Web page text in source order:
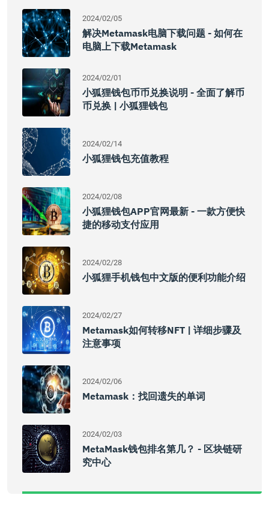
2024/02/05
解决Metamask电脑下载问题 - 如何在
电脑上下载Metamask
2024/02/01
小狐狸钱包币币兑换说明 - 全面了解币
币兑换 | 小狐狸钱包
2024/02/14
小狐狸钱包充值教程
2024/02/08
小狐狸钱包APP官网最新 - 一款方便快
捷的移动支付应用
2024/02/28
小狐狸手机钱包中文版的便利功能介绍
2024/02/27
Metamask如何转移NFT | 详细步骤及
注意事项
2024/02/06
Metamask：找回遗失的单词
2024/02/03
MetaMask钱包排名第几？ - 区块链研
究中心